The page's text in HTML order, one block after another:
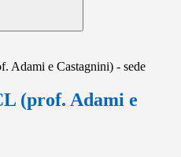
Adami e Castagnini) - sede
(prof. Adami e